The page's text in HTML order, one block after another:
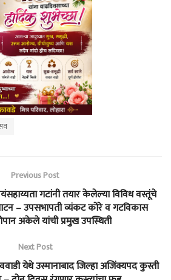
Previous Post
गटांनी तयार केलेल्या विविध वस्तूंचे
– उपसभापती व्यंकट कोरे व गटविकास
अकेले यांची प्रमुख उपस्थिती
Next Post
येथे उस्मानाबाद जिल्हा अजिंक्यपद कुस्ती